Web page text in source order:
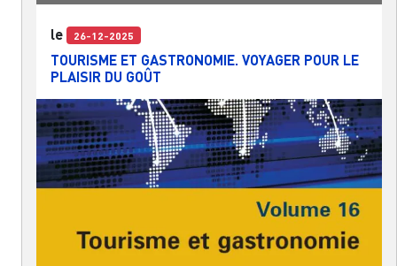
le 26-12-2025
TOURISME ET GASTRONOMIE. VOYAGER POUR LE
PLAISIR DU GOÛT